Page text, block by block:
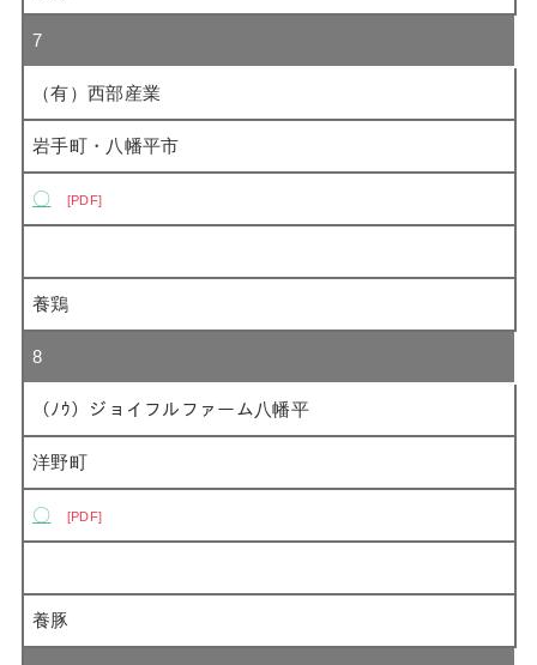
7
（有）西部産業
岩手町・八幡平市
〇 PDF
養鶏
8
（ﾉｳ）ジョイフルファーム八幡平
洋野町
〇 PDF
養豚